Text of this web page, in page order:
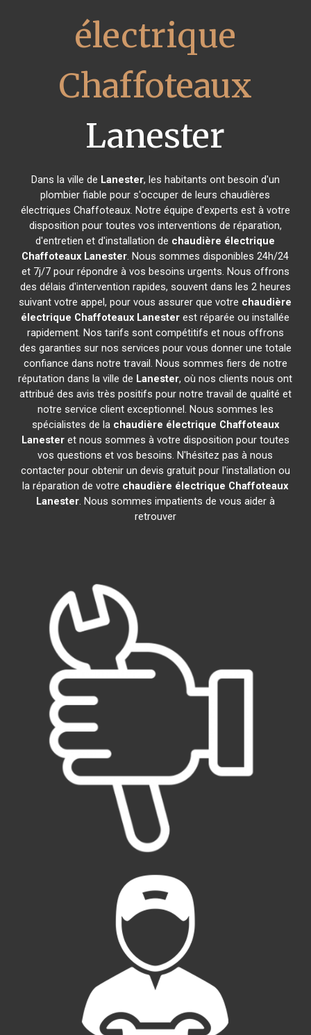
électrique
Chaffoteaux
Lanester
Dans la ville de Lanester, les habitants ont besoin d'un
plombier fiable pour s'occuper de leurs chaudières
électriques Chaffoteaux. Notre équipe d'experts est à votre
disposition pour toutes vos interventions de réparation,
d'entretien et d'installation de chaudière électrique
Chaffoteaux Lanester. Nous sommes disponibles 24h/24
et 7j/7 pour répondre à vos besoins urgents. Nous offrons
des délais d'intervention rapides, souvent dans les 2 heures
suivant votre appel, pour vous assurer que votre chaudière
électrique Chaffoteaux Lanester est réparée ou installée
rapidement. Nos tarifs sont compétitifs et nous offrons
des garanties sur nos services pour vous donner une totale
confiance dans notre travail. Nous sommes fiers de notre
réputation dans la ville de Lanester, où nos clients nous ont
attribué des avis très positifs pour notre travail de qualité et
notre service client exceptionnel. Nous sommes les
spécialistes de la chaudière électrique Chaffoteaux
Lanesteret nous sommes à votre disposition pour toutes
vos questions et vos besoins. N'hésitez pas à nous
contacter pour obtenir un devis gratuit pour l'installation ou
la réparation de votre chaudière électrique Chaffoteaux
Lanester. Nous sommes impatients de vous aider à
retrouver